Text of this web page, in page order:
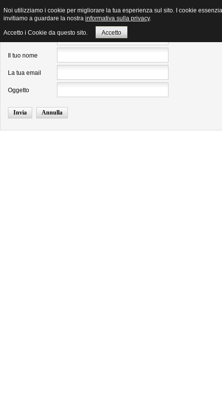
Invia ad un amico.
Il tuo nome
La tua email
Oggetto
Invia Annulla
Noi utilizziamo i cookie per migliorare la tua esperienza sul sito. I cookie
invitiamo a guardare la nostra informativa sulla privacy.
Accetto i Cookie da questo sito. Accetto